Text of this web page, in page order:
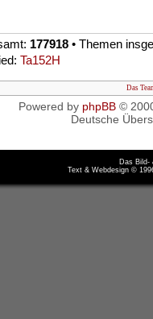
177918 • Themen
Ta152H
Das
Powered by phpBB©
Deutsche
Das Bild-
Text & Webdesign ©